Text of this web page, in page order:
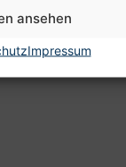
ansehen
Impressum